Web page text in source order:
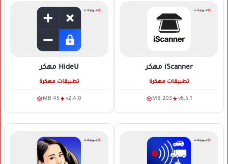
iScanner مهكر
تطبيقات مهكرة
v6.5.1
203 MB
HideU مهكر
تطبيقات مهكرة
v2.4.0
45 MB